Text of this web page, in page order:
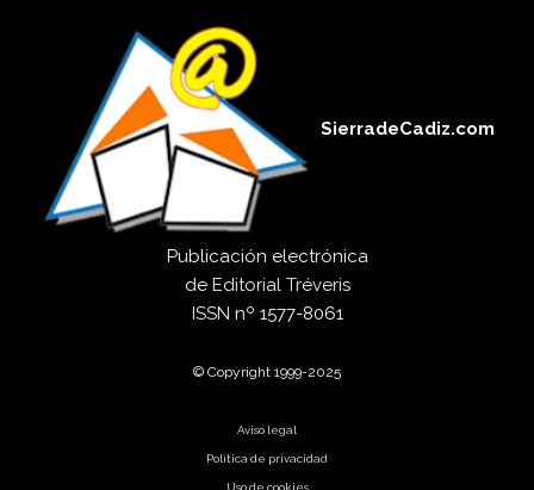
SierradeCadiz.com
Publicación electrónica
de Editorial Tréveris
ISSN nº 1577-8061
© Copyright 1999-2025
Aviso legal
Política de privacidad